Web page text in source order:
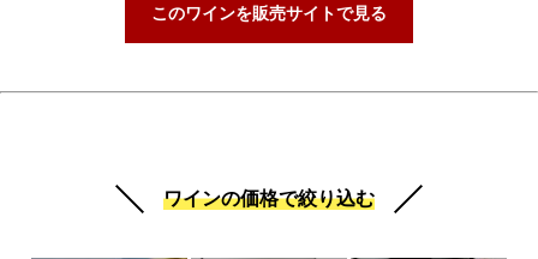
このワインを販売サイトで見る
ワインの価格で絞り込む